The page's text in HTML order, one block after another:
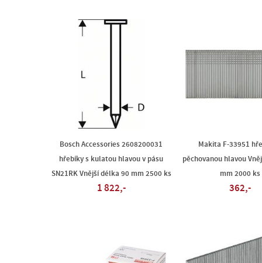
Bosch Accessories 2608200031
hřebíky s kulatou hlavou v pásu
SN21RK Vnější délka 90 mm 2500 ks
1 822,-
Makita F-33951
pěchovanou hlavou
mm 2000 ks
362,-